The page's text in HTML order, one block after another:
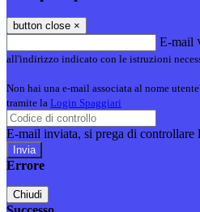
button close ×
E-mail
all'indirizzo indicato con le istruzioni
Non hai una e-mail associata al nome
tramite la Login Spaggiari
E-mail inviata, si prega di controllare
Errore
Chiudi